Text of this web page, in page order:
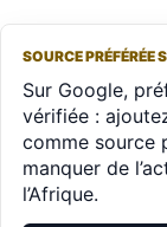
SOURCE PRÉFÉRÉE
Sur Google,
vérifiée :
comme source
manquer de
l’Afrique.